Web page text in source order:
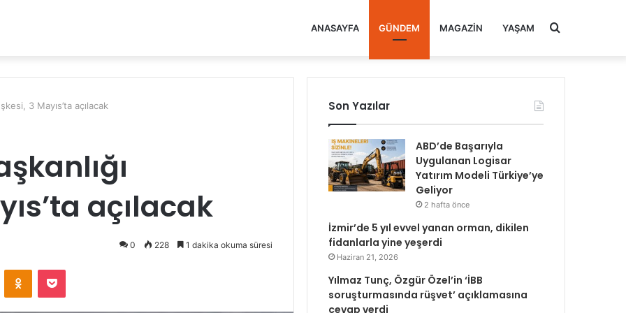
ANASAYFA GÜNDEM MAGAZIN YAŞAM Arama
3 Mayıs’ta açılacak
açılacak
0 228 1 dakika okuma süresi
Odnoklassniki
Pocket
Son Yazılar
ABD’de Başarıyla
Uygulanan Logisar
Yatırım Modeli Türkiye’ye
Geliyor
2 hafta önce
İzmir’de 5 yıl evvel yanan orman, dikilen
fidanlarla yine yeşerdi
Haziran 21, 2026
Yılmaz Tunç, Özgür Özel’in ‘İBB
soruşturmasında rüşvet’ açıklamasına
cevap verdi